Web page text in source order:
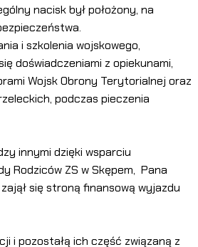
nacisk był położony, na
i szkolenia wojskowego,
doświadczeniami z opiekunami,
Wojsk Obrony Terytorialnej oraz
podczas pieczenia
innymi dzięki wsparciu
Rodziców ZS w Skępem, Pana
się stroną finansową wyjazdu
i pozostałą ich część związaną z